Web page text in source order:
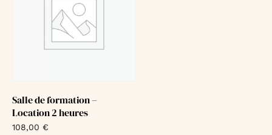
Salle de formation –
Location 2 heures
108,00 €